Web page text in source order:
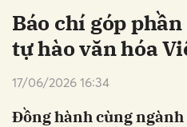
Báo chí góp
tự hào văn hóa
17/06/2026 16:34
Đồng hành cùng ngành